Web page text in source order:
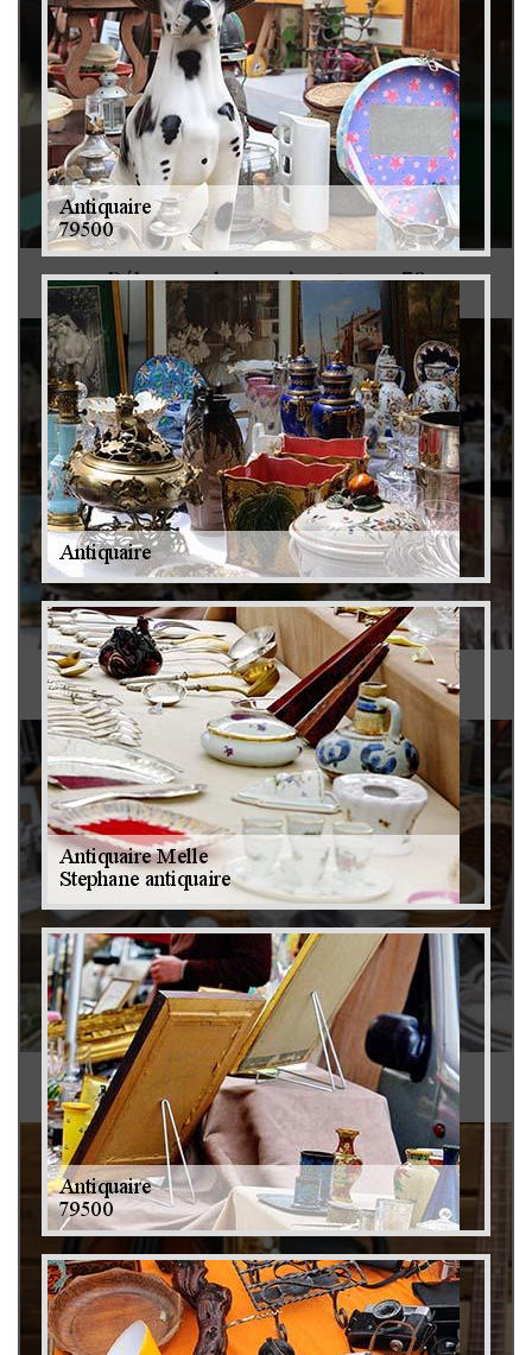
Débarras de grenier et cave 79
Antiquaire 79
Brocanteur 79